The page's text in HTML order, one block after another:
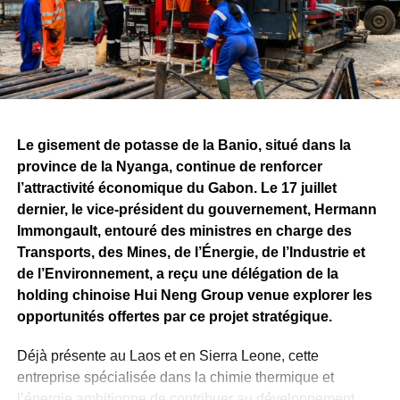
développement de Belinga.
Ces réalisations s’inscrivent dans la continuité de la
convention minière signée entre l’État gabonais et
Fortescue, qui prévoit, à terme, des investissements de
milliers d’emplois directs et indirects.
Si les attentes demeurent importantes autour du
lancement effectif de l’exploitation minière, le bilan
présenté par Fortescue rappelle qu’avant de devenir une
mine, Belinga se construit progressivement. Les
investissements consentis, les infrastructures déployées
et les travaux techniques engagés constituent autant
d’étapes qui permettront de déterminer le rythme et
l’ampleur des prochaines phases de ce projet stratégique
pour l’économie gabonaise.
WhatsApp
Facebook
X Telegram
Email
>>
Le gisement de potasse de la Banio, situé dans la
province de la Nyanga, continue de renforcer
l’attractivité économique du Gabon. Le 17 juillet
dernier, le vice-président du gouvernement, Hermann
Immongault, entouré des ministres en charge des
Transports, des Mines, de l’Énergie, de l’Industrie et
de l’Environnement, a reçu une délégation de la
holding chinoise Hui Neng Group venue explorer les
opportunités offertes par ce projet stratégique.
Déjà présente au Laos et en Sierra Leone, cette
entreprise spécialisée dans la chimie thermique et